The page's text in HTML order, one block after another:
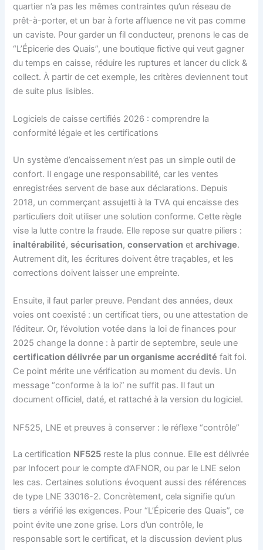
quartier n’a pas les mêmes contraintes qu’un réseau de
prêt-à-porter, et un bar à forte affluence ne vit pas comme
un caviste. Pour garder un fil conducteur, prenons le cas de
“L’Épicerie des Quais”, une boutique fictive qui veut gagner
du temps en caisse, réduire les ruptures et lancer du click &
collect. À partir de cet exemple, les critères deviennent tout
de suite plus lisibles.
Logiciels de caisse certifiés 2026 : comprendre la
conformité légale et les certifications
Un système d’encaissement n’est pas un simple outil de
confort. Il engage une responsabilité, car les ventes
enregistrées servent de base aux déclarations. Depuis
2018, un commerçant assujetti à la TVA qui encaisse des
particuliers doit utiliser une solution conforme. Cette règle
vise la lutte contre la fraude. Elle repose sur quatre piliers :
inaltérabilité,sécurisation,conservation etarchivage.
Autrement dit, les écritures doivent être traçables, et les
corrections doivent laisser une empreinte.
Ensuite, il faut parler preuve. Pendant des années, deux
voies ont coexisté : un certificat tiers, ou une attestation de
l’éditeur. Or, l’évolution votée dans la loi de finances pour
2025 change la donne : à partir de septembre, seule une
certification délivrée par un organisme accrédité fait foi.
Ce point mérite une vérification au moment du devis. Un
message “conforme à la loi” ne suffit pas. Il faut un
document officiel, daté, et rattaché à la version du logiciel.
NF525, LNE et preuves à conserver : le réflexe “contrôle”
La certification NF525 reste la plus connue. Elle est délivrée
par Infocert pour le compte d’AFNOR, ou par le LNE selon
les cas. Certaines solutions évoquent aussi des références
de type LNE 33016-2. Concrètement, cela signifie qu’un
tiers a vérifié les exigences. Pour “L’Épicerie des Quais”, ce
point évite une zone grise. Lors d’un contrôle, le
responsable sort le certificat, et la discussion devient plus